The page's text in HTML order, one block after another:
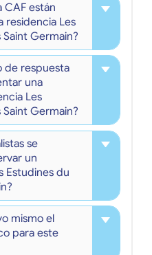
CAF están
residencia Les
Germain?
de respuesta
una
Les
Germain?
se
un
Estudines du
mismo el
para este